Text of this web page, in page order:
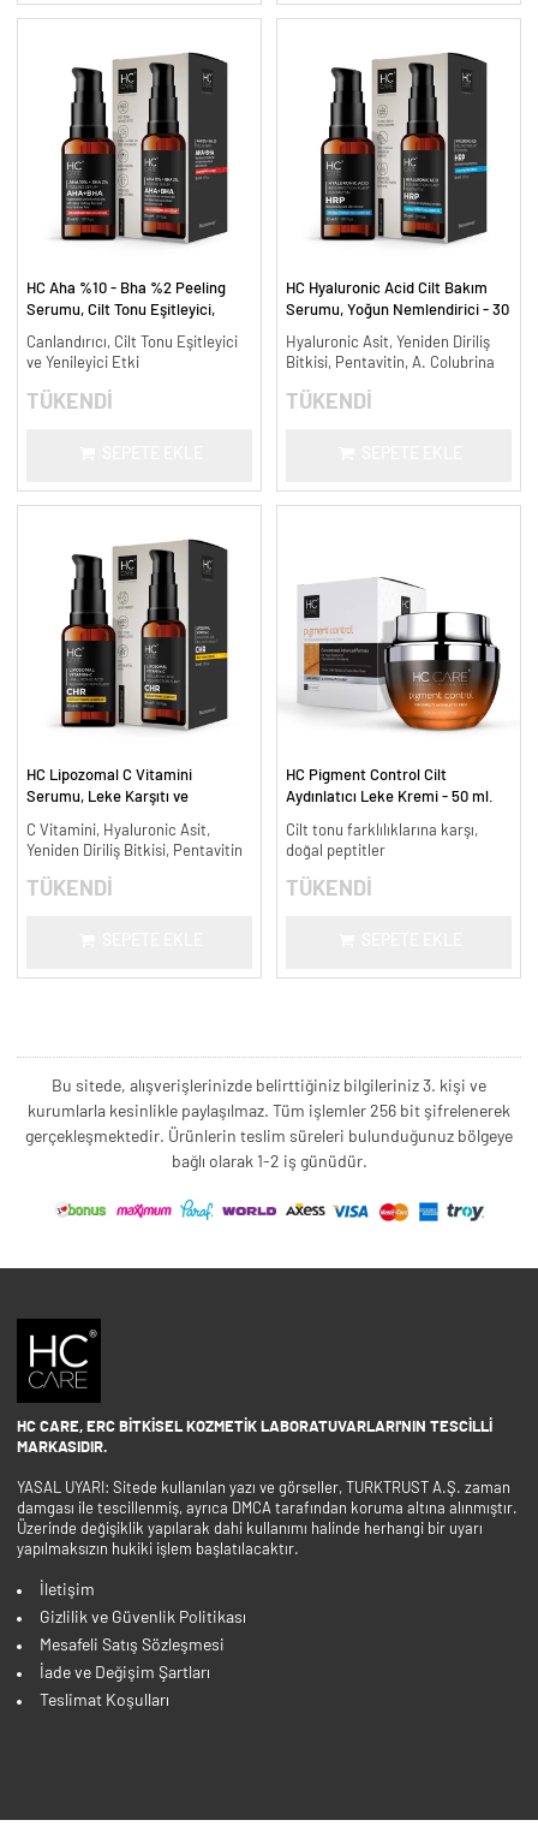
HC Aha %10 - Bha %2 Peeling
Serumu, Cilt Tonu Eşitleyici,
Canlandırıcı, Cilt Tonu Eşitleyici
ve Yenileyici Etki
TÜKENDİ
HC Hyaluronic Acid Cilt Bakım
Serumu, Yoğun Nemlendirici - 30
Hyaluronic Asit, Yeniden Diriliş
Bitkisi, Pentavitin, A. Colubrina
TÜKENDİ
HC Lipozomal C Vitamini
Serumu, Leke Karşıtı ve
C Vitamini, Hyaluronic Asit,
Yeniden Diriliş Bitkisi, Pentavitin
TÜKENDİ
HC Pigment Control Cilt
Aydınlatıcı Leke Kremi - 50 ml.
Cilt tonu farklılıklarına karşı,
doğal peptitler
TÜKENDİ
Bu sitede, alışverişlerinizde belirttiğiniz bilgileriniz 3. kişi ve
kurumlarla kesinlikle paylaşılmaz. Tüm işlemler 256 bit şifrelenerek
gerçekleşmektedir. Ürünlerin teslim süreleri bulunduğunuz bölgeye
bağlı olarak 1-2 iş günüdür.
HC CARE, ERC BITKISEL KOZMETIK LABORATUVARLARI'NIN TESCILLI
MARKASIDIR.
YASAL UYARI: Sitede kullanılan yazı ve görseller, TURKTRUST A.Ş. zaman
damgası ile tescillenmiş, ayrıca DMCA tarafından koruma altına alınmıştır.
Üzerinde değişiklik yapılarak dahi kullanımı halinde herhangi bir uyarı
yapılmaksızın hukiki işlem başlatılacaktır.
İletişim
Gizlilik ve Güvenlik Politikası
Mesafeli Satış Sözleşmesi
İade ve Değişim Şartları
Teslimat Koşulları